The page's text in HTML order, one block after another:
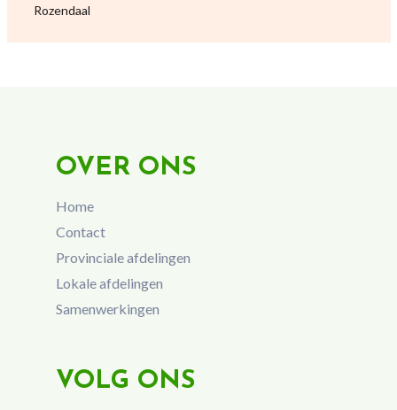
Rozendaal
OVER ONS
Home
Contact
Provinciale afdelingen
Lokale afdelingen
Samenwerkingen
VOLG ONS